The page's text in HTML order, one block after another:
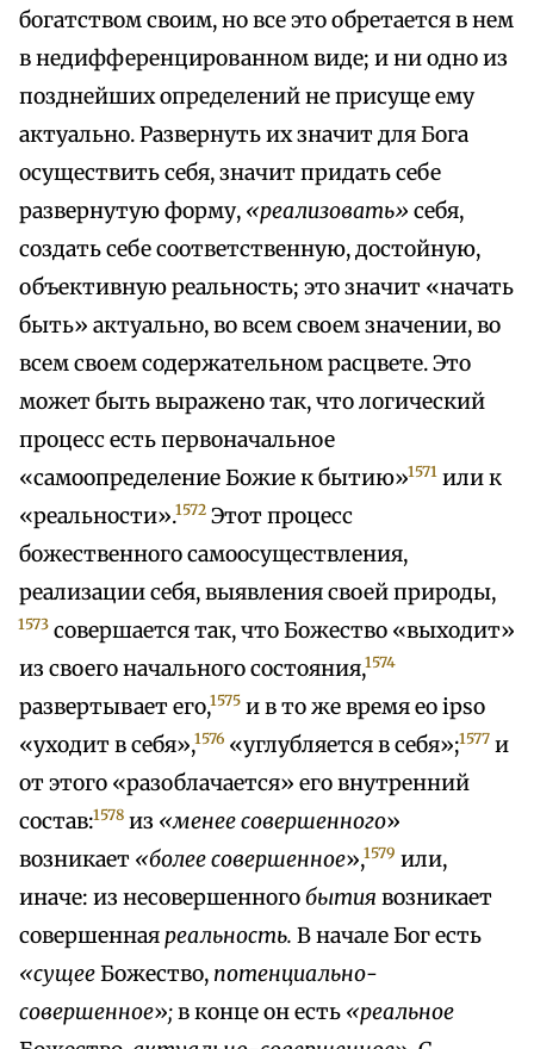
богатством своим, но все это обретается в нем
в недифференцированном виде; и ни одно из
позднейших определений не присуще ему
актуально. Развернуть их значит для Бога
осуществить себя, значит придать себе
развернутую форму, «реализовать» себя,
создать себе соответственную, достойную,
объективную реальность; это значит «начать
быть» актуально, во всем своем значении, во
всем своем содержательном расцвете. Это
может быть выражено так, что логический
процесс есть первоначальное
«самоопределение Божие к бытию»1571 или к
«реальности».1572 Этот процесс
божественного самоосуществления,
реализации себя, выявления своей природы,
1573 совершается так, что Божество «выходит»
из своего начального состояния,1574
развертывает его,1575 и в то же время ео ipso
«уходит в себя»,1576 «углубляется в себя»;1577 и
от этого «разоблачается» его внутренний
состав:1578 из «менее совершенного»
возникает «более совершенное»,1579 или,
иначе: из несовершенногобытия возникает
совершеннаяреальность. В начале Бог есть
«сущееБожество, потенциально-
совершенное»;в конце он есть «реальное